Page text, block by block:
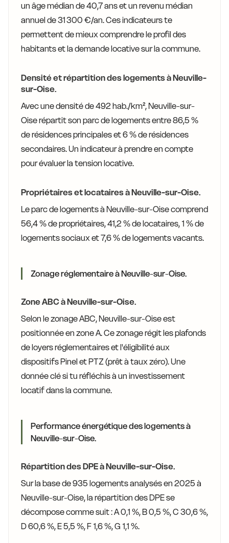
un âge médian de 40,7 ans et un revenu médian
annuel de 31 300 €/an. Ces indicateurs te
permettent de mieux comprendre le profil des
habitants et la demande locative sur la commune.
Densité et répartition des logements à Neuville-
sur-Oise.
Avec une densité de 492 hab./km², Neuville-sur-
Oise répartit son parc de logements entre 86,5 %
de résidences principales et 6 % de résidences
secondaires. Un indicateur à prendre en compte
pour évaluer la tension locative.
Propriétaires et locataires à Neuville-sur-Oise.
Le parc de logements à Neuville-sur-Oise comprend
56,4 % de propriétaires, 41,2 % de locataires, 1 % de
logements sociaux et 7,6 % de logements vacants.
Zonage réglementaire à Neuville-sur-Oise.
Zone ABC à Neuville-sur-Oise.
Selon le zonage ABC, Neuville-sur-Oise est
positionnée en zone A. Ce zonage régit les plafonds
de loyers réglementaires et l'éligibilité aux
dispositifs Pinel et PTZ (prêt à taux zéro). Une
donnée clé si tu réfléchis à un investissement
locatif dans la commune.
Performance énergétique des logements à
Neuville-sur-Oise.
Répartition des DPE à Neuville-sur-Oise.
Sur la base de 935 logements analysés en 2025 à
Neuville-sur-Oise, la répartition des DPE se
décompose comme suit : A 0,1 %, B 0,5 %, C 30,6 %,
D 60,6 %, E 5,5 %, F 1,6 %, G 1,1 %.